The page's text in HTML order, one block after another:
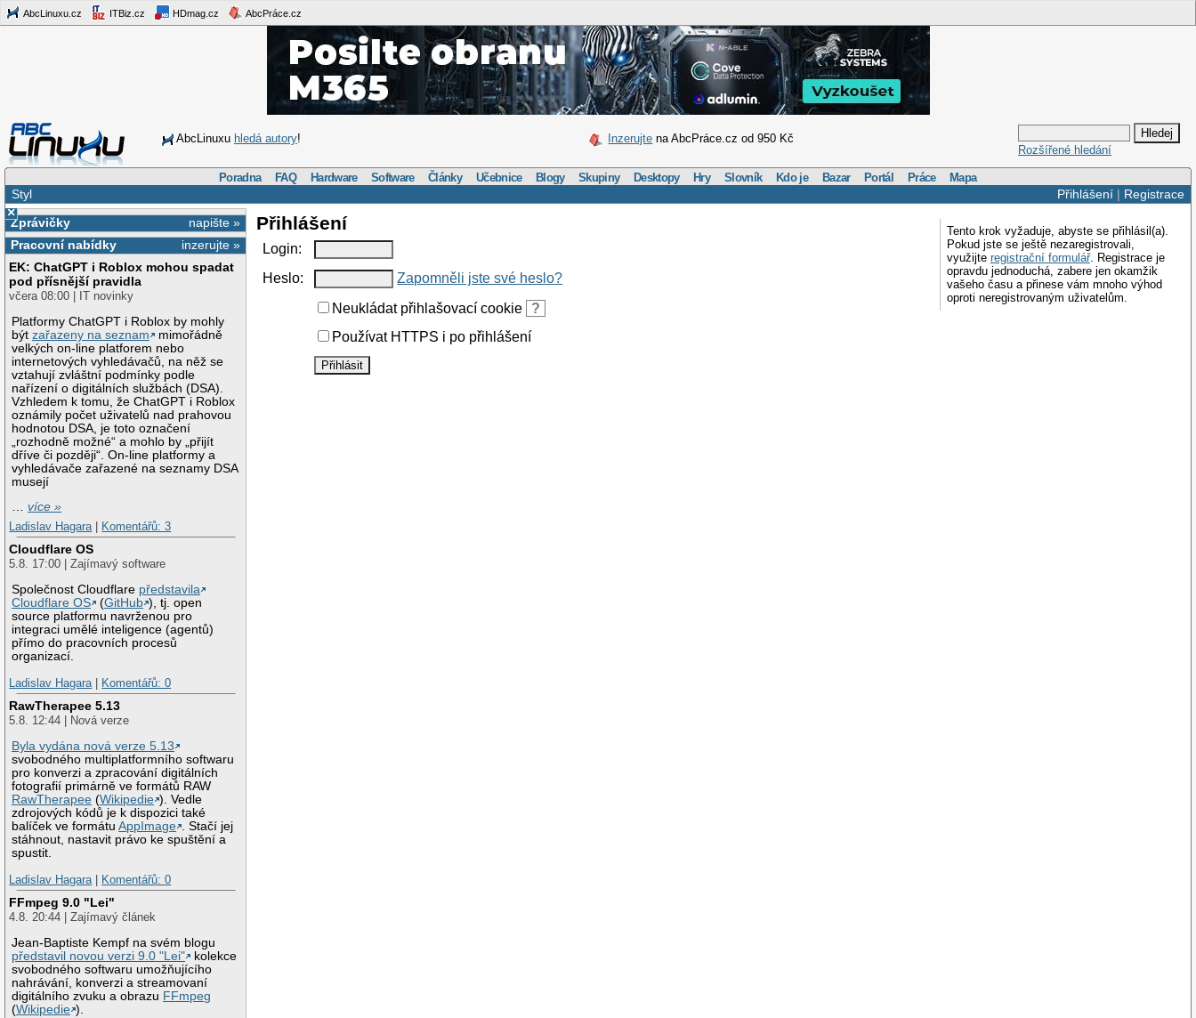
AbcLinuxu.cz ITBiz.cz HDmag.cz AbcPráce.cz
AbcLinuxu hledá autory! Inzerujte na AbcPráce.cz od 950 Kč
Rozšířené hledání
Poradna FAQ Hardware Software Články Učebnice Blogy Skupiny Desktopy Hry Slovník Kdo je Bazar Portál Práce Mapa
Přihlášení| Registrace
Styl
×
napište »
Zprávičky
inzerujte »
Pracovní nabídky
EK: ChatGPT i Roblox mohou spadat
pod přísnější pravidla
včera 08:00 | IT novinky
Platformy ChatGPT i Roblox by mohly
býtzařazeny na seznam
mimořádně
velkých on-line platforem nebo
internetových vyhledávačů, na něž se
vztahují zvláštní podmínky podle
nařízení o digitálních službách (DSA).
Vzhledem k tomu, že ChatGPT i Roblox
oznámily počet uživatelů nad prahovou
hodnotou DSA, je toto označení
„rozhodně možné“ a mohlo by „přijít
dříve či později“. On-line platformy a
vyhledávače zařazené na seznamy DSA
musejí
…více »
Ladislav Hagara
Komentářů: 3
Cloudflare OS
5.8. 17:00 | Zajímavý software
Společnost Cloudflare představila
Cloudflare OS
(GitHub ), tj. open
source platformu navrženou pro
integraci umělé inteligence (agentů)
přímo do pracovních procesů
organizací.
Ladislav Hagara
Komentářů: 0
RawTherapee 5.13
5.8. 12:44 | Nová verze
Byla vydána nová verze 5.13
svobodného multiplatformního softwaru
pro konverzi a zpracování digitálních
fotografií primárně ve formátů RAW
RawTherapee (Wikipedie ). Vedle
zdrojových kódů je k dispozici také
balíček ve formátuAppImage . Stačí jej
stáhnout, nastavit právo ke spuštění a
spustit.
Ladislav Hagara
Komentářů: 0
FFmpeg 9.0 "Lei"
4.8. 20:44 | Zajímavý článek
Jean-Baptiste Kempf na svém blogu
představil novou verzi 9.0 "Lei"
kolekce
svobodného softwaru umožňujícího
nahrávání, konverzi a streamovaní
digitálního zvuku a obrazu FFmpeg
(Wikipedie ).
Tento krok vyžaduje, abyste se přihlásil(a).
Pokud jste se ještě nezaregistrovali,
využijte registrační formulář. Registrace je
opravdu jednoduchá, zabere jen okamžik
vašeho času a přinese vám mnoho výhod
oproti neregistrovaným uživatelům.
Přihlášení
Login:
Heslo:
Zapomněli jste své heslo?
Neukládat přihlašovací cookie
?
Používat HTTPS i po přihlášení